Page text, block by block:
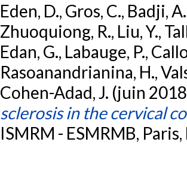
Eden, D., Gros, C., Badji,
Zhuoquiong, R., Liu, Y.,
Edan, G., Labauge, P.,
Rasoanandrianina, H.,
Cohen-Adad, J. (juin
sclerosis in the cervical
ISMRM - ESMRMB,